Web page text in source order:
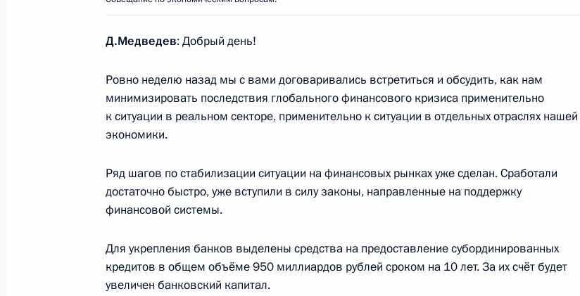
Южная Осетия и Абхазия
Рабочая встреча с Заместителем Председателя Правительства –
24 октября 2008 года, 17:15 Москва, Кремль
Очередная видеозапись в блоге Дмитрия Медведева посвящена
ситуации в связи с глобальным финансовым кризисом
Д.Медведев: Добрый день!
Ровно неделю назад мы с вами договаривались встретиться и обсудить, как нам
минимизировать последствия глобального финансового кризиса применительно
к ситуации в реальном секторе, применительно к ситуации в отдельных отраслях нашей
экономики.
Ряд шагов по стабилизации ситуации на финансовых рынках уже сделан. Сработали
достаточно быстро, уже вступили в силу законы, направленные на поддержку
финансовой системы.
Для укрепления банков выделены средства на предоставление субординированных
кредитов в общем объёме 950 миллиардов рублей сроком на 10 лет. За их счёт будет
увеличен банковский капитал.